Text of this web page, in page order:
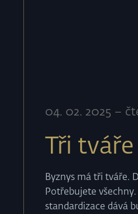
04. 02. 2025 –
Tři
Byznys má tři tváře.
Potřebujete
standardizace dává